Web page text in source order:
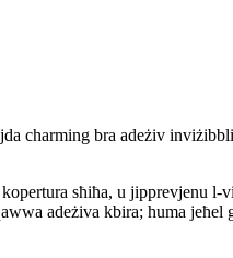
charming bra adeżiv
sħiħa, u jipprevjenu
adeżiva kbira; huma